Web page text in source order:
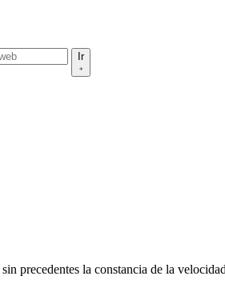
Ir
precedentes la constancia de la